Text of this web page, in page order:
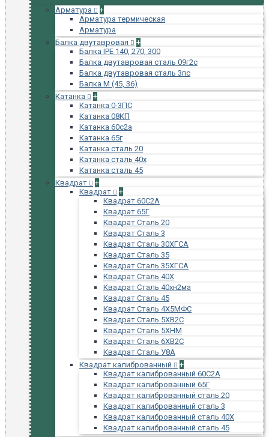
Арматура
+
Арматура термическая
Арматура
Балка двутавровая
+
Балка IPE 140, 270, 300
Балка двутавровая сталь 09г2с
Балка двутавровая сталь 3пс
Балка М (45, 36)
Катанка
+
Катанка 0-3ПС
Катанка 08КП
Катанка 60с2а
Катанка 65г
Катанка сталь 20
Катанка сталь 40х
Катанка сталь 45
Квадрат
+
Квадрат
+
Квадрат 60С2А
Квадрат 65Г
Квадрат Сталь 20
Квадрат Сталь 3
Квадрат Сталь 30ХГСА
Квадрат Сталь 35
Квадрат Сталь 35ХГСА
Квадрат Сталь 40Х
Квадрат Сталь 40хн2ма
Квадрат Сталь 45
Квадрат Сталь 4Х5МФС
Квадрат Сталь 5ХВ2С
Квадрат Сталь 5ХНМ
Квадрат Сталь 6ХВ2С
Квадрат Сталь У8А
Квадрат калиброванный
+
Квадрат калиброванный 60С2А
Квадрат калиброванный 65Г
Квадрат калиброванный сталь 20
Квадрат калиброванный сталь 3
Квадрат калиброванный сталь 40Х
Квадрат калиброванный сталь 45